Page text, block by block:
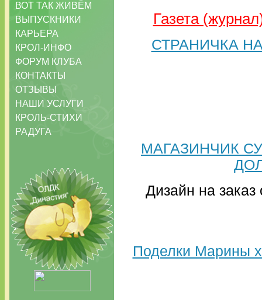
ВОТ ТАК ЖИВЁМ
ВЫПУСКНИКИ
КАРЬЕРА
КРОЛ-ИНФО
ФОРУМ КЛУБА
КОНТАКТЫ
ОТЗЫВЫ
НАШИ УСЛУГИ
КРОЛЬ-СТИХИ
РАДУГА
Газета
СТРАНИЧКА
МАГАЗИНЧИК
Дизайн на
Поделки Марины